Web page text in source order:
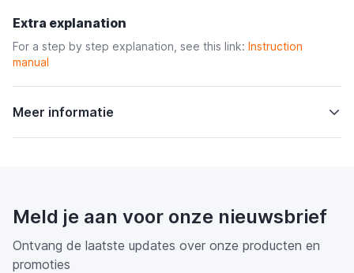
Extra explanation
For a step by step explanation, see this link: Instruction
manual
Meer informatie
Meld je aan voor onze nieuwsbrief
Ontvang de laatste updates over onze producten en
promoties